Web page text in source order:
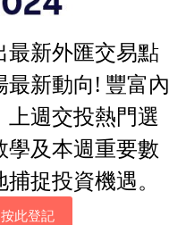
最新外匯交易點
新動向! 豐富內
週交投熱門選
及本週重要數
捉投資機遇。
此登記